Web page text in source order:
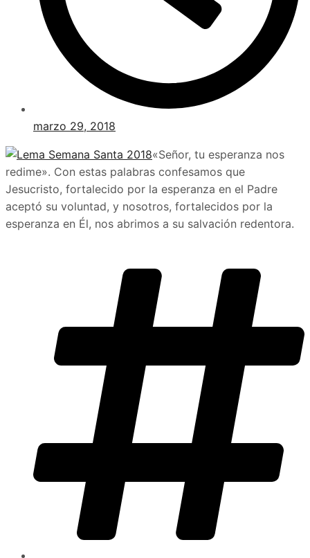
marzo 29, 2018
«Señor, tu esperanza nos
redime». Con estas palabras confesamos que
Jesucristo, fortalecido por la esperanza en el Padre
aceptó su voluntad, y nosotros, fortalecidos por la
esperanza en Él, nos abrimos a su salvación redentora.